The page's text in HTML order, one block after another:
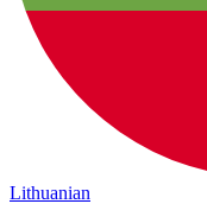
Lithuanian